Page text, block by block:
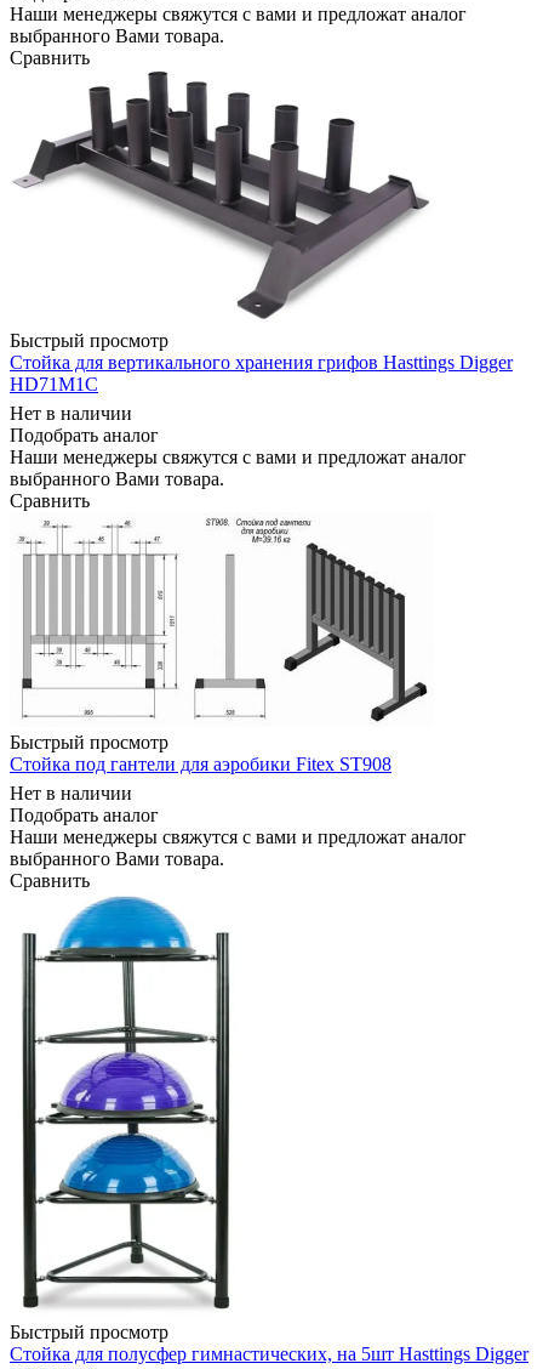
Наши менеджеры свяжутся с вами и предложат аналог
выбранного Вами товара.
Сравнить
Быстрый просмотр
Стойка для вертикального хранения грифов Hasttings Digger
HD71M1C
Нет в наличии
Подобрать аналог
Наши менеджеры свяжутся с вами и предложат аналог
выбранного Вами товара.
Сравнить
Быстрый просмотр
Стойка под гантели для аэробики Fitex ST908
Нет в наличии
Подобрать аналог
Наши менеджеры свяжутся с вами и предложат аналог
выбранного Вами товара.
Сравнить
Быстрый просмотр
Стойка для полусфер гимнастических, на 5шт Hasttings Digger